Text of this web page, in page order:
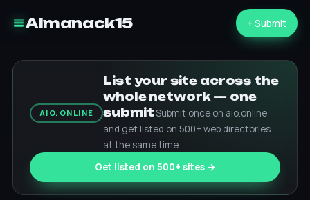
Almanack15 + Submit
AIO.ONLINE
List your site across the
whole network — one
submitSubmit once on aio.online
and get listed on 500+ web directories
at the same time.
Get listed on 500+ sites →